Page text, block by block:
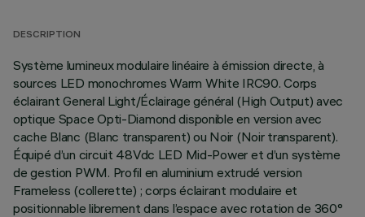
DESCRIPTION
Système lumineux modulaire linéaire à émission directe, à
sources LED monochromes Warm White IRC90. Corps
éclairant General Light/Éclairage général (High Output) avec
optique Space Opti-Diamond disponible en version avec
cache Blanc (Blanc transparent) ou Noir (Noir transparent).
Équipé d’un circuit 48Vdc LED Mid-Power et d’un système
de gestion PWM. Profil en aluminium extrudé version
Frameless (collerette) ; corps éclairant modulaire et
positionnable librement dans l’espace avec rotation de 360°